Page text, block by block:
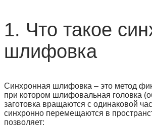
1. Что такое
шлифовка
Синхронная шлифовка – это метод
при котором шлифовальная головка
заготовка вращаются с одинаковой
синхронно перемещаются в
позволяет: